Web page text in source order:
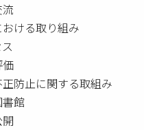
ける取り組み
防止に関する取組み
館